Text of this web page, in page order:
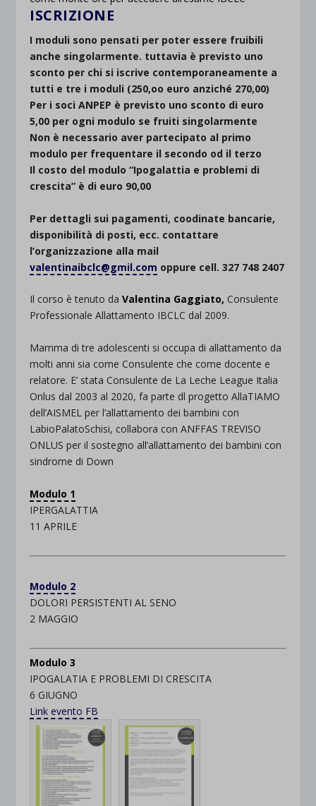
ISCRIZIONE
I moduli sono pensati per poter essere fruibili
anche singolarmente. tuttavia è previsto uno
sconto per chi si iscrive contemporaneamente a
tutti e tre i moduli (250,oo euro anziché 270,00)
Per i soci ANPEP è previsto uno sconto di euro
5,00 per ogni modulo se fruiti singolarmente
Non è necessario aver partecipato al primo
modulo per frequentare il secondo od il terzo
Il costo del modulo “Ipogalattia e problemi di
crescita” è di euro 90,00
Per dettagli sui pagamenti, coodinate bancarie,
disponibilità di posti, ecc. contattare
l’organizzazione alla mail
valentinaibclc@gmil.com oppure cell. 327 748 2407
Il corso è tenuto daValentina Gaggiato, Consulente
Professionale Allattamento IBCLC dal 2009.
Mamma di tre adolescenti si occupa di allattamento da
molti anni sia come Consulente che come docente e
relatore. E’ stata Consulente de La Leche League Italia
Onlus dal 2003 al 2020, fa parte dl progetto AllaTIAMO
dell’AISMEL per l’allattamento dei bambini con
LabioPalatoSchisi, collabora con ANFFAS TREVISO
ONLUS per il sostegno all’allattamento dei bambini con
sindrome di Down
Modulo 1
IPERGALATTIA
11 APRILE
Modulo 2
DOLORI PERSISTENTI AL SENO
2 MAGGIO
Modulo 3
IPOGALATIA E PROBLEMI DI CRESCITA
6 GIUGNO
Link evento FB